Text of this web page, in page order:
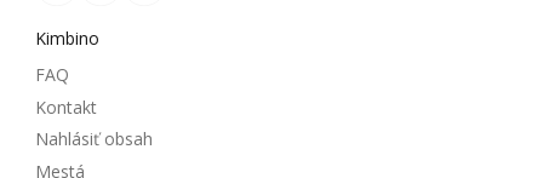
Kimbino
FAQ
Kontakt
Nahlásiť obsah
Mestá